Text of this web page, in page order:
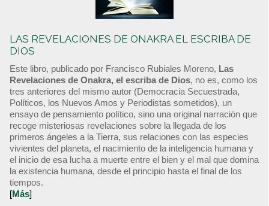
LAS REVELACIONES DE ONAKRA EL ESCRIBA DE
DIOS
Este libro, publicado por Francisco Rubiales Moreno, Las
Revelaciones de Onakra, el escriba de Dios, no es, como los
tres anteriores del mismo autor (Democracia Secuestrada,
Políticos, los Nuevos Amos y Periodistas sometidos), un
ensayo de pensamiento político, sino una original narración que
recoge misteriosas revelaciones sobre la llegada de los
primeros ángeles a la Tierra, sus relaciones con las especies
vivientes del planeta, el nacimiento de la inteligencia humana y
el inicio de esa lucha a muerte entre el bien y el mal que domina
la existencia humana, desde el principio hasta el final de los
tiempos.
[Más]